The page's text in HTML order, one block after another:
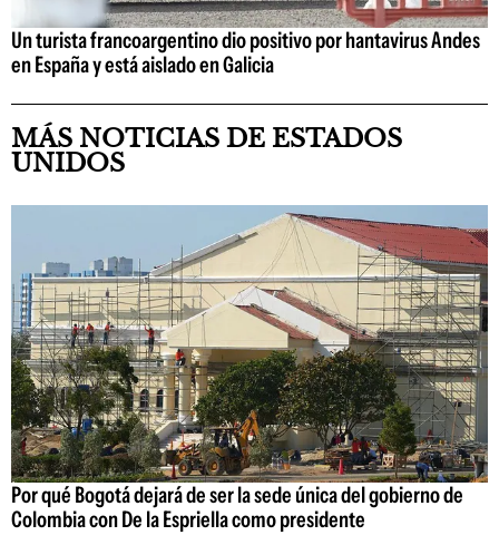
Un turista francoargentino dio positivo por hantavirus Andes
en España y está aislado en Galicia
MÁS NOTICIAS DE ESTADOS
UNIDOS
Por qué Bogotá dejará de ser la sede única del gobierno de
Colombia con De la Espriella como presidente